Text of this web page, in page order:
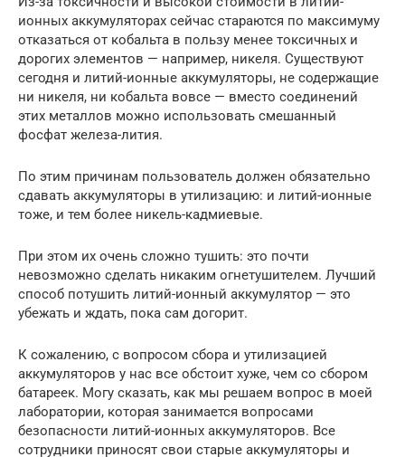
ионных аккумуляторах сейчас стараются по максимуму
отказаться от кобальта в пользу менее токсичных и
дорогих элементов — например, никеля. Существуют
сегодня и литий-ионные аккумуляторы, не содержащие
ни никеля, ни кобальта вовсе — вместо соединений
этих металлов можно использовать смешанный
фосфат железа-лития.
По этим причинам пользователь должен обязательно
сдавать аккумуляторы в утилизацию: и литий-ионные
тоже, и тем более никель-кадмиевые.
При этом их очень сложно тушить: это почти
невозможно сделать никаким огнетушителем. Лучший
способ потушить литий-ионный аккумулятор — это
убежать и ждать, пока сам догорит.
К сожалению, с вопросом сбора и утилизацией
аккумуляторов у нас все обстоит хуже, чем со сбором
батареек. Могу сказать, как мы решаем вопрос в моей
лаборатории, которая занимается вопросами
безопасности литий-ионных аккумуляторов. Все
сотрудники приносят свои старые аккумуляторы и